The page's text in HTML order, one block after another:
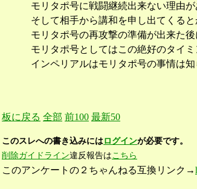
モリタポ号に戦闘継続出来ない理由が
そして相手から講和を申し出てくる
モリタポ号の再攻撃の準備が出来た
モリタポ号としてはこの絶好のタイ
インペリアルはモリタポ号の事情は
板に戻る 全部 前100 最新50
このスレへの書き込みにはログインが必要です。
削除ガイドライン違反報告はこちら
このアンケートの２ちゃんねる互換リンク→